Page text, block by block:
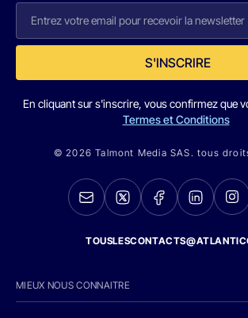
S'INSCRIRE
En cliquant sur s'inscrire, vous confirmez que
Termes et Conditions
© 2026 Talmont Media SAS. tous
MIEUX NOUS CONNAITRE